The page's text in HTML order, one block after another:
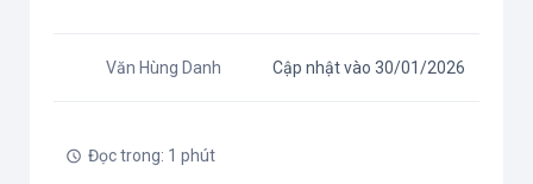
Văn Hùng Danh Cập nhật vào 30/01/2026
Đọc trong: 1 phút